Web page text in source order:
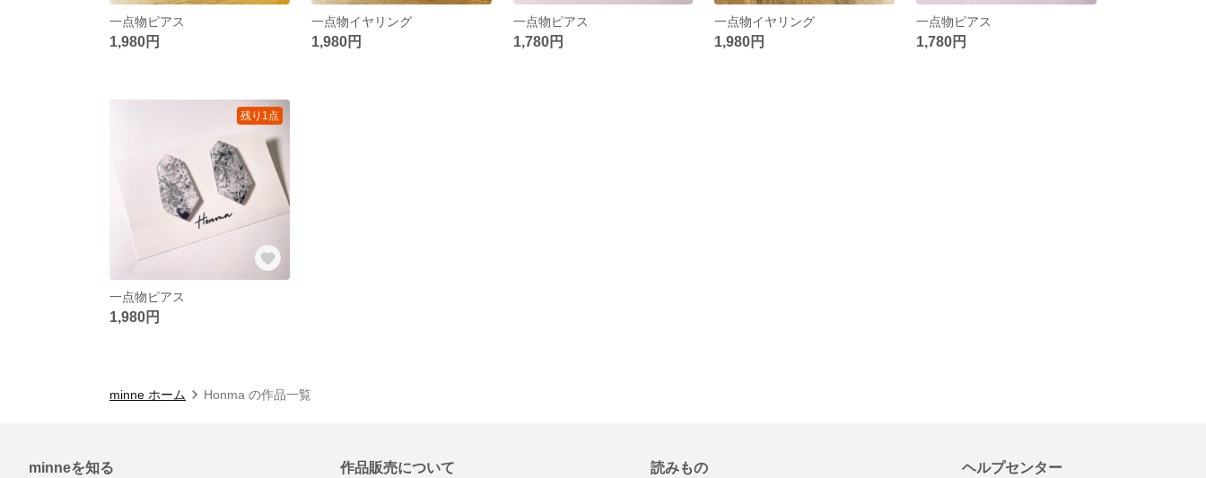
一点物ピアス
1,980円
一点物イヤリング
1,980円
一点物ピアス
1,780円
一点物イヤリング
1,980円
一点物ピアス
1,780円
残り1点
一点物ピアス
1,980円
minne ホーム Honma の作品一覧
minneを知る 作品販売について 読みもの ヘルプセンター